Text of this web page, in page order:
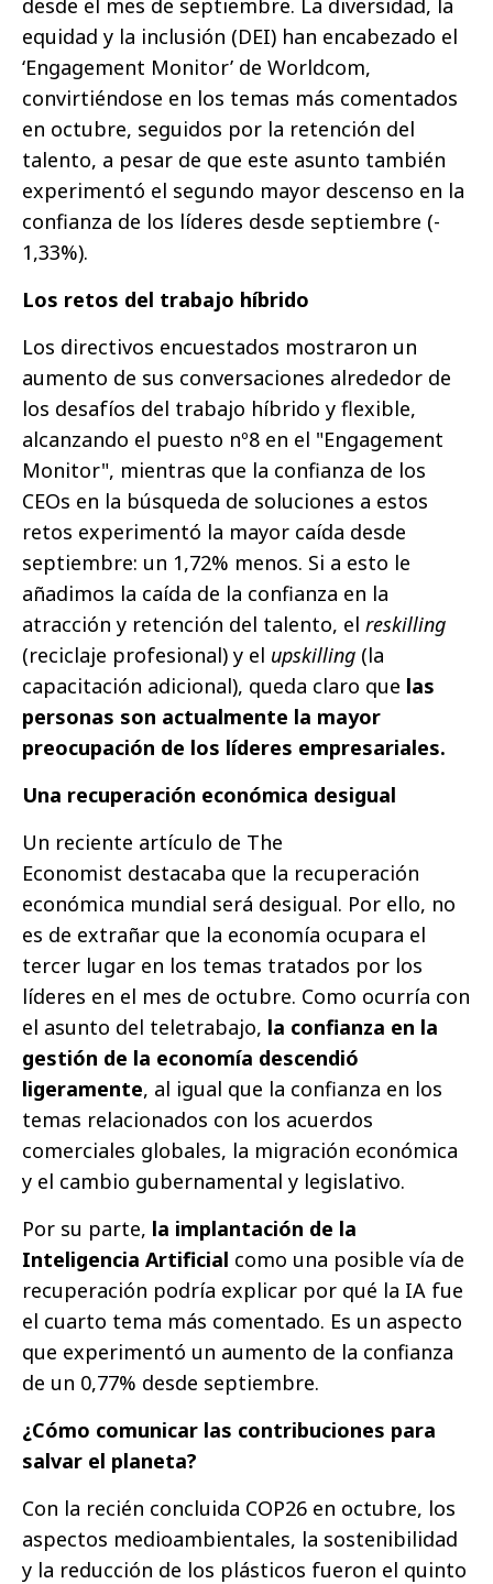
desde el mes de septiembre. La diversidad, la
equidad y la inclusión (DEI) han encabezado el
‘Engagement Monitor’ de Worldcom,
convirtiéndose en los temas más comentados
en octubre, seguidos por la retención del
talento, a pesar de que este asunto también
experimentó el segundo mayor descenso en la
confianza de los líderes desde septiembre (-
1,33%).
Los retos del trabajo híbrido
Los directivos encuestados mostraron un
aumento de sus conversaciones alrededor de
los desafíos del trabajo híbrido y flexible,
alcanzando el puesto nº8 en el "Engagement
Monitor", mientras que la confianza de los
CEOs en la búsqueda de soluciones a estos
retos experimentó la mayor caída desde
septiembre: un 1,72% menos. Si a esto le
añadimos la caída de la confianza en la
atracción y retención del talento, el reskilling
(reciclaje profesional) y el upskilling (la
capacitación adicional), queda claro que las
personas son actualmente la mayor
preocupación de los líderes empresariales.
Una recuperación económica desigual
Un reciente artículo de The
Economist destacaba que la recuperación
económica mundial será desigual. Por ello, no
es de extrañar que la economía ocupara el
tercer lugar en los temas tratados por los
líderes en el mes de octubre. Como ocurría con
el asunto del teletrabajo, la confianza en la
gestión de la economía descendió
ligeramente, al igual que la confianza en los
temas relacionados con los acuerdos
comerciales globales, la migración económica
y el cambio gubernamental y legislativo.
Por su parte, la implantación de la
Inteligencia Artificial como una posible vía de
recuperación podría explicar por qué la IA fue
el cuarto tema más comentado. Es un aspecto
que experimentó un aumento de la confianza
de un 0,77% desde septiembre.
¿Cómo comunicar las contribuciones para
salvar el planeta?
Con la recién concluida COP26 en octubre, los
aspectos medioambientales, la sostenibilidad
y la reducción de los plásticos fueron el quinto